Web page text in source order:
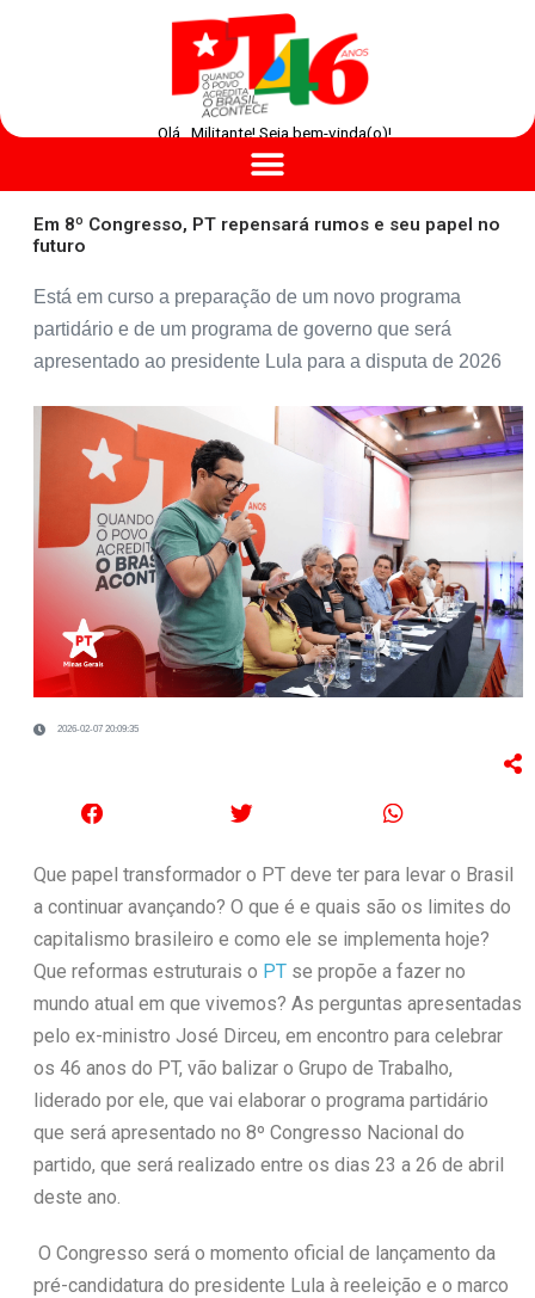
Olá , Militante! Seja bem-vinda(o)!
Em 8º Congresso, PT repensará rumos e seu papel no
futuro
Está em curso a preparação de um novo programa
partidário e de um programa de governo que será
apresentado ao presidente Lula para a disputa de 2026
2026-02-07 20:09:35
Que papel transformador o PT deve ter para levar o Brasil
a continuar avançando? O que é e quais são os limites do
capitalismo brasileiro e como ele se implementa hoje?
Que reformas estruturais o PTse propõe a fazer no
mundo atual em que vivemos? As perguntas apresentadas
pelo ex-ministro José Dirceu, em encontro para celebrar
os 46 anos do PT, vão balizar o Grupo de Trabalho,
liderado por ele, que vai elaborar o programa partidário
que será apresentado no 8º Congresso Nacional do
partido, que será realizado entre os dias 23 a 26 de abril
deste ano.
O Congresso será o momento oficial de lançamento da
pré-candidatura do presidente Lula à reeleição e o marco